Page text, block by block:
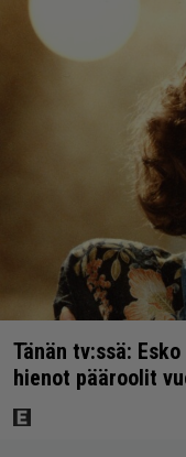
Tänän tv:ssä:
hienot pääroolit